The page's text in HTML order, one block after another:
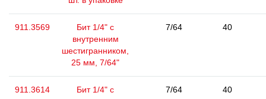
911.3569
Бит 1/4" с
внутренним
шестигранником,
25 мм, 7/64"
7/64 40
911.3614
Бит 1/4" с
7/64 40